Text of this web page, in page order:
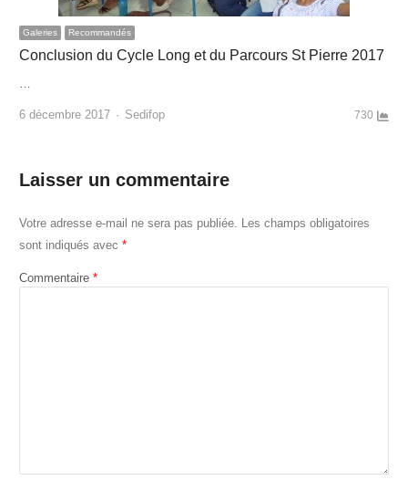
Galeries Recommandés
Conclusion du Cycle Long et du Parcours St Pierre 2017
…
6 décembre 2017 Author
Sedifop 730
Laisser un commentaire
Votre adresse e-mail ne sera pas publiée.
Les champs obligatoires
sont indiqués avec *
Commentaire *